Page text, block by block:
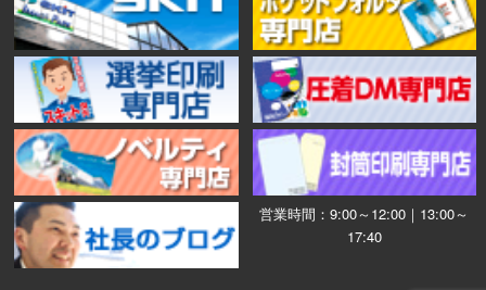
営業時間：9:00～12:00｜13:00～
17:40